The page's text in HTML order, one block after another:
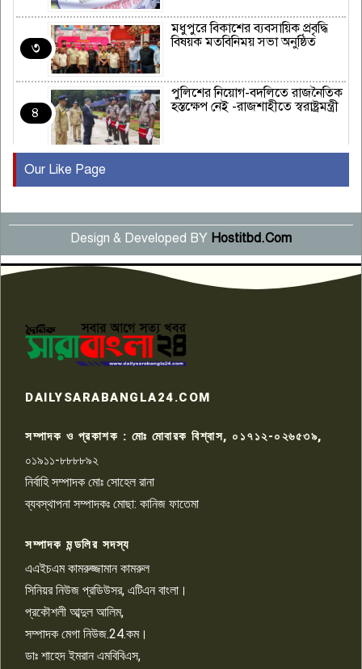
৩
মধুপুরে বিকাশের ব্যবসায়িক প্রবৃদ্ধি
বিষয়ক মতবিনিময় সভা অনুষ্ঠিত
৪
পুলিশের নিয়োগ-বদলিতে রাজনৈতিক
হস্তক্ষেপ নেই -রাজশাহীতে স্বরাষ্ট্রমন্ত্রী
৫
বছর পূর্তি উদযাপন
৬
সংবাদ সম্মেলনে অভিযোগ অস্বীকার
উদ্দেশ্য প্রণোদিত সংবাদ প্রকাশের
প্রতিবাদ নাজির হাসানের
৭
কেটে ঘরে ঢুকে স্কুল শিক্ষিকাকে হত্যা
টয়লেটের ট্যাংকি থেকে লাশ উদ্ধার
রাজশাহীতে সন্ত্রাসী হামলায় গুরুতর
চাঁদাবাজি ও হয়রানির অভিযোগ
১০
Our Like Page
Design & Developed BY Hostitbd.Com
DAILYSARABANGLA24.COM
সম্পাদক ও প্রকাশক : মোঃ মোবারক বিশ্বাস, ০১৭১২-০২৬৫৩৯,
০১৯১১-৮৮৮৮৯২
নির্বাহি সম্পাদক মোঃ সোহেল রানা
ব্যবস্থাপনা সম্পাদকঃ মোছা: কানিজ ফাতেমা
সম্পাদক মন্ডলির সদস্য
এএইচএম কামরুজ্জামান কামরুল
সিনিয়র নিউজ প্রডিউসর, এটিএন বাংলা।
প্রকৌশলী আব্দুল আলিম,
সম্পাদক মেগা নিউজ.24.কম।
ডাঃ শাহেদ ইমরান এমবিবিএস,